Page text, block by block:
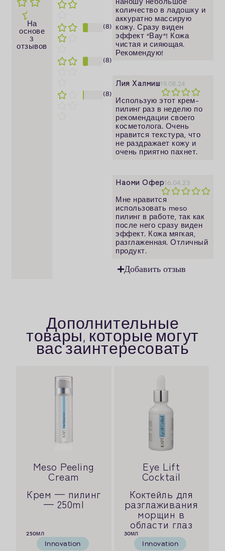
(8)
(8)
(8)
На
основе
3
отзывов
наношу небольшое
количество в ладошку и
аккуратно массирую
кожу. Сразу виден
эффект “Вау”! Кожа
чистая и сияющая.
Рекомендую!
Лия Халмиш19.08.24
Использую этот крем-
пилинг раз в неделю по
рекомендации своего
косметолога. Очень
нравится текстура, что
не раздражает кожу и
очень приятно пахнет.
Наоми Офер16.04.23
Мне нравится
использовать meso
пилинг в работе, так как
после него сразу виден
эффект. Кожа мягкая,
разглаженная. Отличный
продукт.
Добавить отзыв
Дополнительные
товары, которые могут
вас заинтересовать
Meso Peeling
Cream
Крем — пилинг
— 250ml
250мл
Innovation
Eye Lift
Cocktail
Коктейль для
разглаживания
морщин в
области глаз
30мл
Innovation